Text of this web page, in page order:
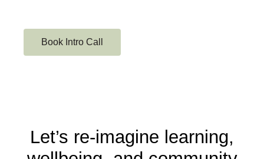
Book Intro Call
Let’s re-imagine learning,